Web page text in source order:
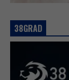
38GRAD